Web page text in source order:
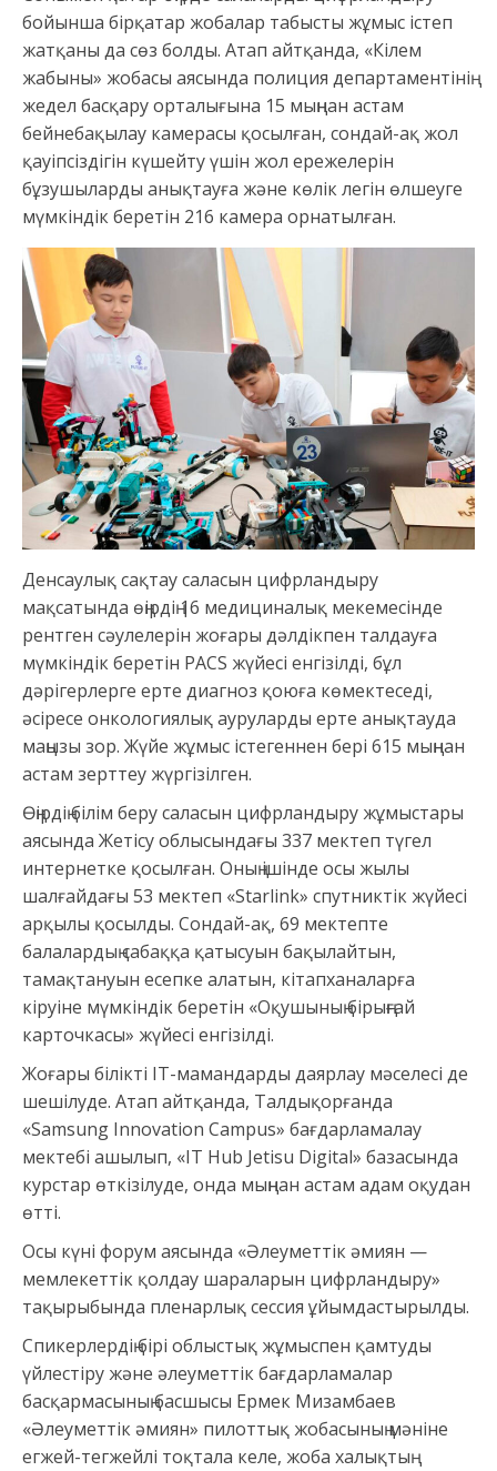
бойынша бірқатар жобалар табысты жұмыс істеп
жатқаны да сөз болды. Атап айтқанда, «Кілем
жабыны» жобасы аясында полиция департаментінің
жедел басқару орталығына 15 мыңнан астам
бейнебақылау камерасы қосылған, сондай-ақ жол
қауіпсіздігін күшейту үшін жол ережелерін
бұзушыларды анықтауға және көлік легін өлшеуге
мүмкіндік беретін 216 камера орнатылған.
Денсаулық сақтау саласын цифрландыру
мақсатында өңірдің 16 медициналық мекемесінде
рентген сәулелерін жоғары дәлдікпен талдауға
мүмкіндік беретін PACS жүйесі енгізілді, бұл
дәрігерлерге ерте диагноз қоюға көмектеседі,
әсіресе онкологиялық ауруларды ерте анықтауда
маңызы зор. Жүйе жұмыс істегеннен бері 615 мыңнан
астам зерттеу жүргізілген.
Өңірдің білім беру саласын цифрландыру жұмыстары
аясында Жетісу облысындағы 337 мектеп түгел
интернетке қосылған. Оның ішінде осы жылы
шалғайдағы 53 мектеп «Starlink» спутниктік жүйесі
арқылы қосылды. Сондай-ақ, 69 мектепте
балалардың сабаққа қатысуын бақылайтын,
тамақтануын есепке алатын, кітапханаларға
кіруіне мүмкіндік беретін «Оқушының бірыңғай
карточкасы» жүйесі енгізілді.
Жоғары білікті ІТ-мамандарды даярлау мәселесі де
шешілуде. Атап айтқанда, Талдықорғанда
«Samsung Innovation Campus» бағдарламалау
мектебі ашылып, «IT Hub Jetisu Digital» базасында
курстар өткізілуде, онда мыңнан астам адам оқудан
өтті.
Осы күні форум аясында «Әлеуметтік әмиян —
мемлекеттік қолдау шараларын цифрландыру»
тақырыбында пленарлық сессия ұйымдастырылды.
Спикерлердің бірі облыстық жұмыспен қамтуды
үйлестіру және әлеуметтік бағдарламалар
басқармасының басшысы Ермек Мизамбаев
«Әлеуметтік әмиян» пилоттық жобасының мәніне
егжей-тегжейлі тоқтала келе, жоба халықтың